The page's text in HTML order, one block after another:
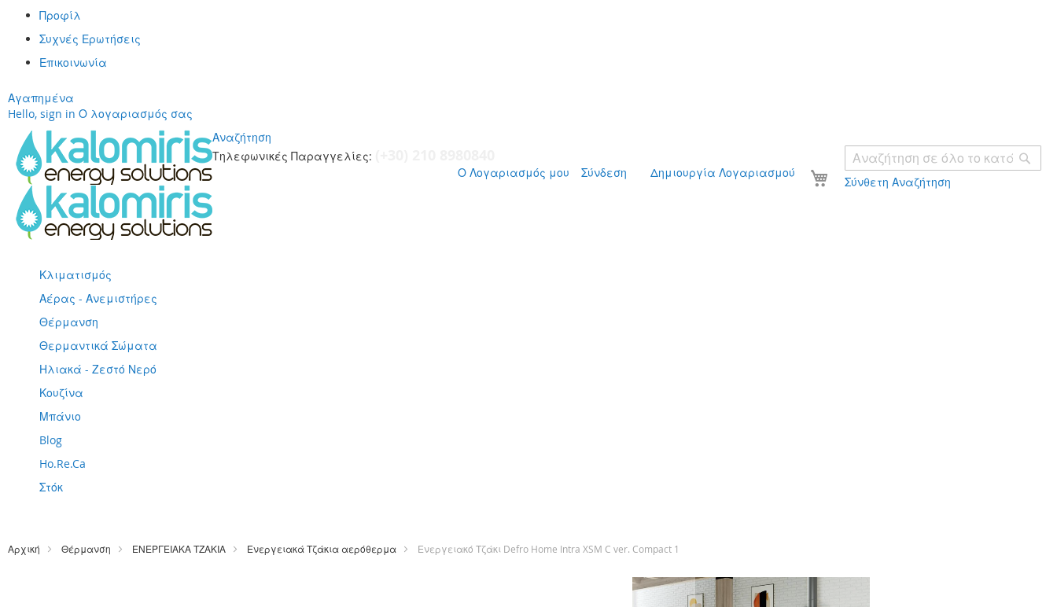
Προφίλ
Συχνές Ερωτήσεις
Επικοινωνία
Αγαπημένα
Hello, sign in Ο λογαριασμός σας
Αναζήτηση
Σύνθετη Αναζήτηση
Τηλεφωνικές Παραγγελίες:
Το καλάθι σας
Ο Λογαριασμός μου Σύνδεση Δημιουργία Λογαριασμού
περιεχόμενο
Κλιματισμός
Αέρας - Ανεμιστήρες
Θέρμανση
Θερμαντικά Σώματα
Ηλιακά - Ζεστό Νερό
Κουζίνα
Μπάνιο
Blog
Ho.Re.Ca
Στόκ
Αρχική Θέρμανση ΕΝΕΡΓΕΙΑΚΑ ΤΖΑΚΙΑ Ενεργειακά Τζάκια αερόθερμα Ενεργειακό Τζάκι Defro Home Intra XSM C ver. Compact 1
Μετάβαση